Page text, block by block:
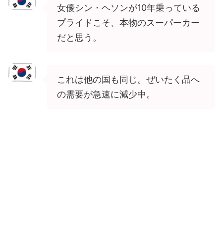
女優シン・ヘソンが10年乗っている
プライドこそ、本物のスーパーカー
だと思う。
これは他の国も同じ。ぜいたく品へ
の需要が急速に減少中。